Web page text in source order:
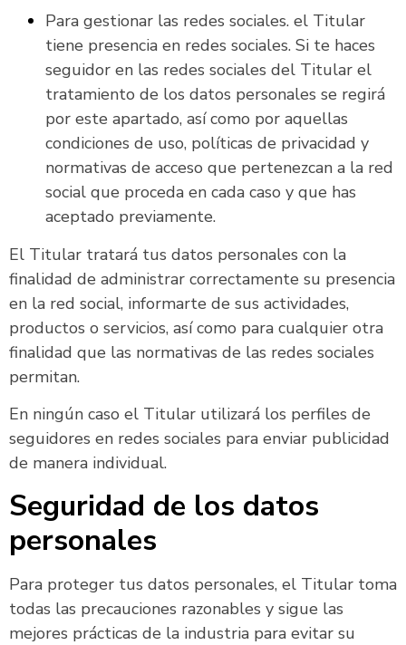
Para gestionar las redes sociales. el Titular
tiene presencia en redes sociales. Si te haces
seguidor en las redes sociales del Titular el
tratamiento de los datos personales se regirá
por este apartado, así como por aquellas
condiciones de uso, políticas de privacidad y
normativas de acceso que pertenezcan a la red
social que proceda en cada caso y que has
aceptado previamente.
El Titular tratará tus datos personales con la
finalidad de administrar correctamente su presencia
en la red social, informarte de sus actividades,
productos o servicios, así como para cualquier otra
finalidad que las normativas de las redes sociales
permitan.
En ningún caso el Titular utilizará los perfiles de
seguidores en redes sociales para enviar publicidad
de manera individual.
Seguridad de los datos
personales
Para proteger tus datos personales, el Titular toma
todas las precauciones razonables y sigue las
mejores prácticas de la industria para evitar su